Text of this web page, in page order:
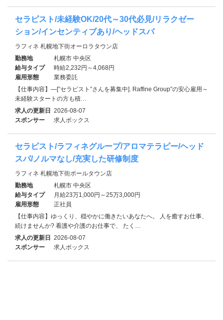
セラピスト/未経験OK/20代～30代必見/リラクゼー
ション/インセンティブあり/ヘッドスパ
ラフィネ 札幌地下街オーロラタウン店
勤務地
札幌市 中央区
給与タイプ
時給2,232円～4,068円
雇用形態
業務委託
【仕事内容】―[”セラピスト”さんを募集中]. Raffine Group”の安心雇用～
未経験スタートの方も積…
求人の更新日 2026-08-07
スポンサー
求人ボックス
セラピスト/ラフィネグループ/アロマテラピー/ヘッド
スパ/ノルマなし/充実した研修制度
ラフィネ 札幌地下街ポールタウン店
勤務地
札幌市 中央区
給与タイプ
月給23万1,000円～25万3,000円
雇用形態
正社員
【仕事内容】ゆっくり、穏やかに働きたいあなたへ。 人を癒すお仕事、
続けませんか? 看護や介護のお仕事で、 たく…
求人の更新日 2026-08-07
スポンサー
求人ボックス